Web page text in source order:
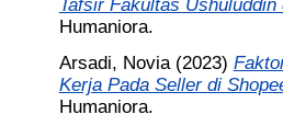
Tafsir Fakultas Ushuluddin
Humaniora.
Arsadi, Novia(2023)
Kerja Pada Seller di
Humaniora.